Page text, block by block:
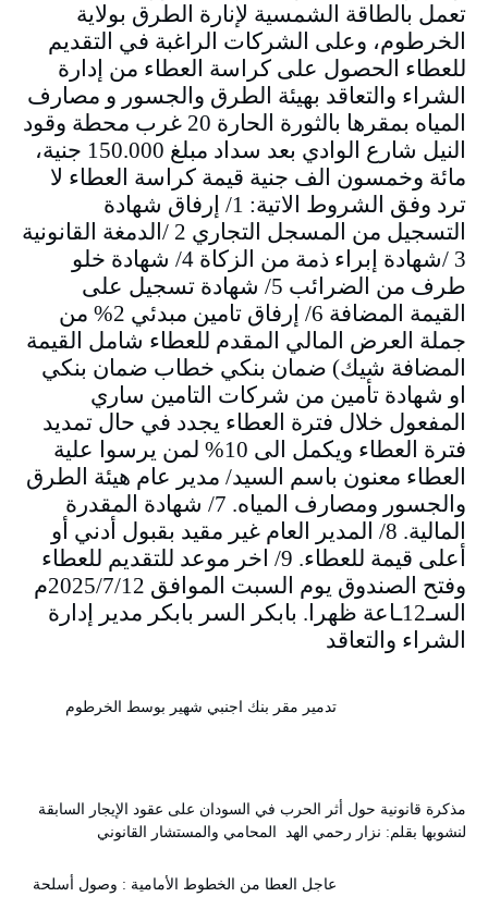
تعمل بالطاقة الشمسية لإنارة الطرق بولاية
الخرطوم، وعلى الشركات الراغبة في التقديم
للعطاء الحصول على كراسة العطاء من إدارة
الشراء والتعاقد بهيئة الطرق والجسور و مصارف
المياه بمقرها بالثورة الحارة 20 غرب محطة وقود
النيل شارع الوادي بعد سداد مبلغ 150.000 جنية،
مائة وخمسون الف جنية قيمة كراسة العطاء لا
ترد وفق الشروط الاتية: 1/ إرفاق شهادة
التسجيل من المسجل التجاري 2 /الدمغة القانونية
3 /شهادة إبراء ذمة من الزكاة 4/ شهادة خلو
طرف من الضرائب 5/ شهادة تسجيل على
القيمة المضافة 6/ إرفاق تامين مبدئي 2% من
جملة العرض المالي المقدم للعطاء شامل القيمة
المضافة شيك) ضمان بنكي خطاب ضمان بنكي
او شهادة تأمين من شركات التامين ساري
المفعول خلال فترة العطاء يجدد في حال تمديد
فترة العطاء ويكمل الى 10% لمن يرسوا علية
العطاء معنون باسم السيد/ مدير عام هيئة الطرق
والجسور ومصارف المياه. 7/ شهادة المقدرة
المالية. 8/ المدير العام غير مقيد بقبول أدني أو
أعلى قيمة للعطاء. 9/ اخر موعد للتقديم للعطاء
وفتح الصندوق يوم السبت الموافق 2025/7/12م
السـ12ـاعة ظهرا. بابكر السر بابكر مدير إدارة
الشراء والتعاقد
تدمير مقر بنك اجنبي شهير بوسط الخرطوم
مذكرة قانونية حول أثر الحرب في السودان على عقود الإيجار السابقة
لنشوبها بقلم: نزار رحمي الهد المحامي والمستشار القانوني
عاجل العطا من الخطوط الأمامية : وصول أسلحة